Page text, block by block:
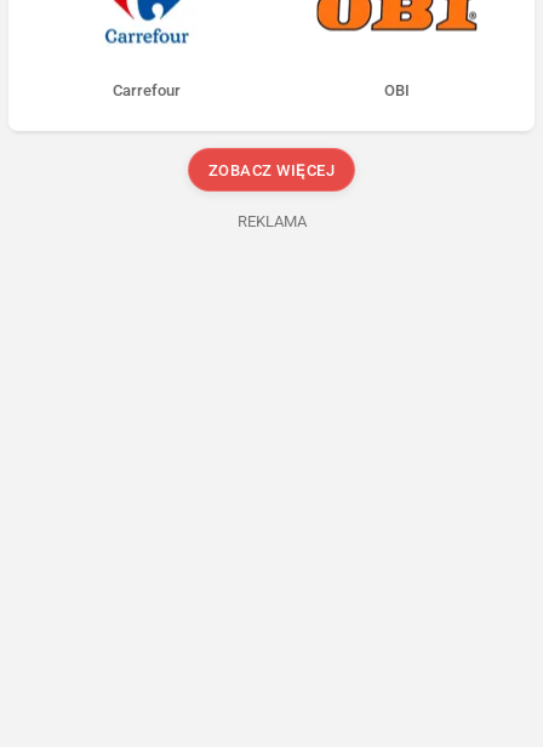
Carrefour OBI
ZOBACZ WIĘCEJ
REKLAMA